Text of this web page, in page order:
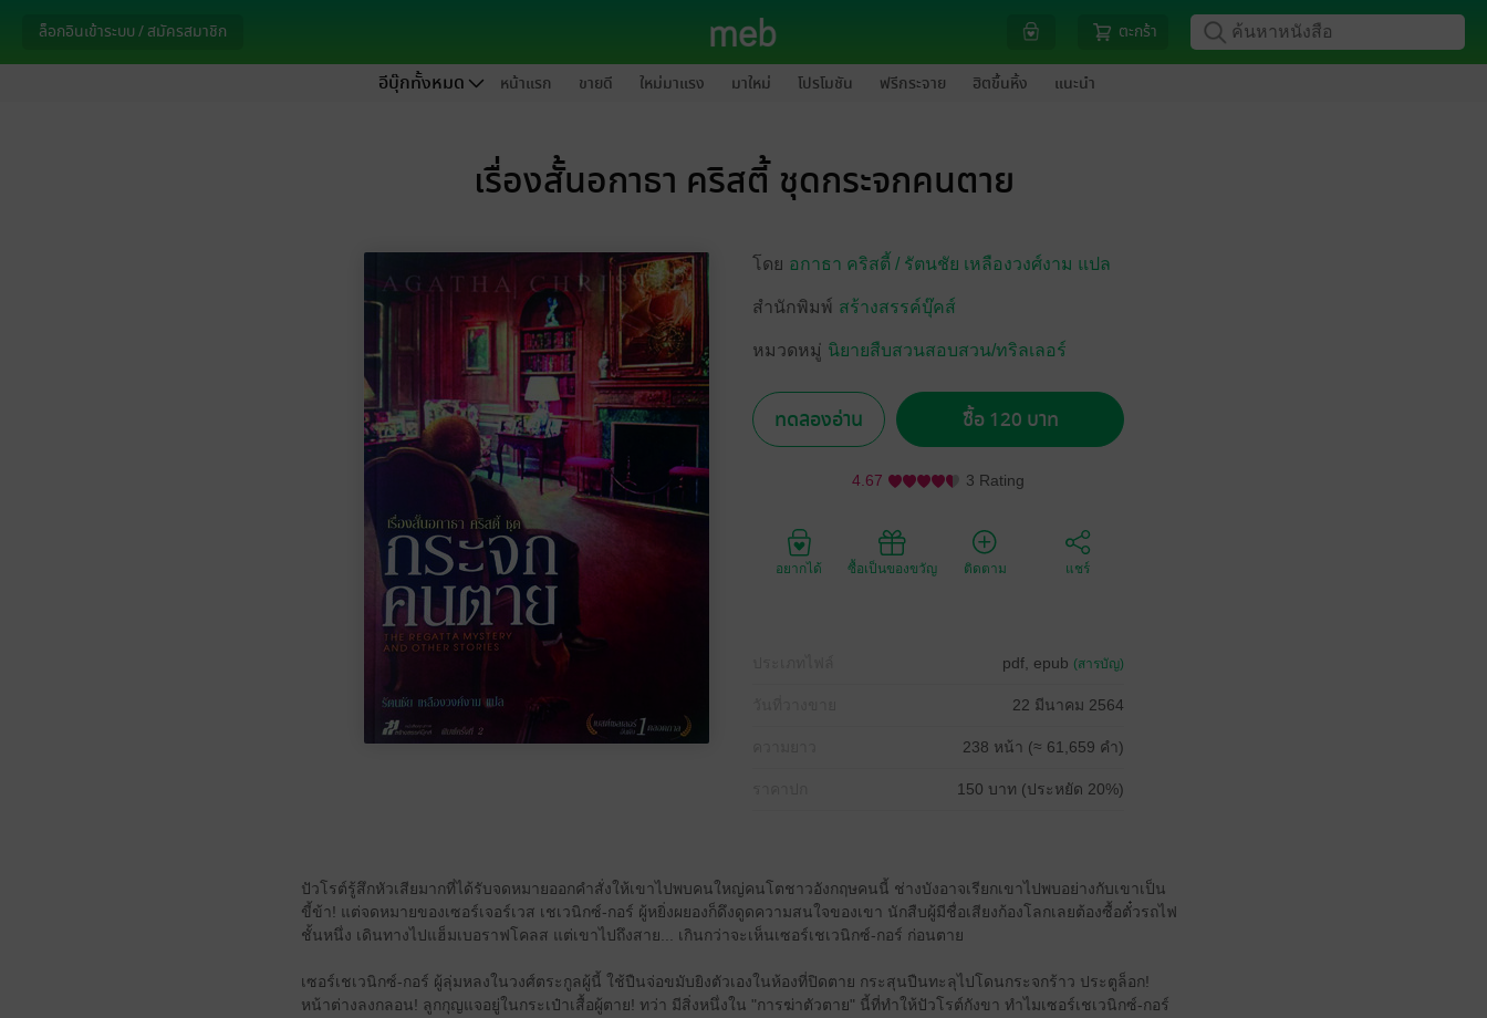
ตะกร้า
อีบุ๊กทั้งหมด หน้าแรก ขายดี ใหม่มาแรง มาใหม่ โปรโมชัน ฟรีกระจาย ฮิตขึ้นหิ้ง แนะนำ
เรื่องสั้นอกาธา คริสตี้ ชุดกระจกคนตาย
โดย อกาธา คริสตี้ / รัตนชัย เหลืองวงศ์งาม แปล
สำนักพิมพ์ สร้างสรรค์บุ๊คส์
หมวดหมู่ นิยายสืบสวนสอบสวน/ทริลเลอร์
ทดลองอ่าน ซื้อ 120 บาท
4.67 3 Rating
อยากได้ ซื้อเป็นของขวัญ ติดตาม แชร์
pdf, epub (สารบัญ)
22 มีนาคม 2564
238 หน้า (≈ 61,659 คำ)
150 บาท (ประหยัด 20%)
ปัวโรต์รู้สึกหัวเสียมากที่ได้รับจดหมายออกคำสั่งให้เขาไปพบคนใหญ่คนโตชาวอังกฤษคนนี้ ช่างบังอาจเรียกเขาไปพบอย่างกับเขาเป็น
ขี้ข้า! แต่จดหมายของเซอร์เจอร์เวส เชเวนิกซ์-กอร์ ผู้หยิ่งผยองก็ดึงดูดความสนใจของเขา นักสืบผู้มีชื่อเสียงก้องโลกเลยต้องซื้อตั๋วรถไฟ
ชั้นหนึ่ง เดินทางไปแฮ็มเบอราฟโคลส แต่เขาไปถึงสาย... เกินกว่าจะเห็นเซอร์เชเวนิกซ์-กอร์ ก่อนตาย
เซอร์เชเวนิกซ์-กอร์ ผู้ลุ่มหลงในวงศ์ตระกูลผู้นี้ ใช้ปืนจ่อขมับยิงตัวเองในห้องที่ปิดตาย กระสุนปืนทะลุไปโดนกระจกร้าว ประตูล็อก!
หน้าต่างลงกลอน! ลูกกุญแจอยู่ในกระเป๋าเสื้อผู้ตาย! ทว่า มีสิ่งหนึ่งใน "การฆ่าตัวตาย" นี้ที่ทำให้ปัวโรต์กังขา ทำไมเซอร์เชเวนิกซ์-กอร์